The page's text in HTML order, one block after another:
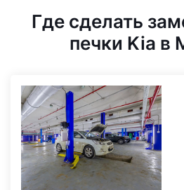
Где сделать
печки Kia в